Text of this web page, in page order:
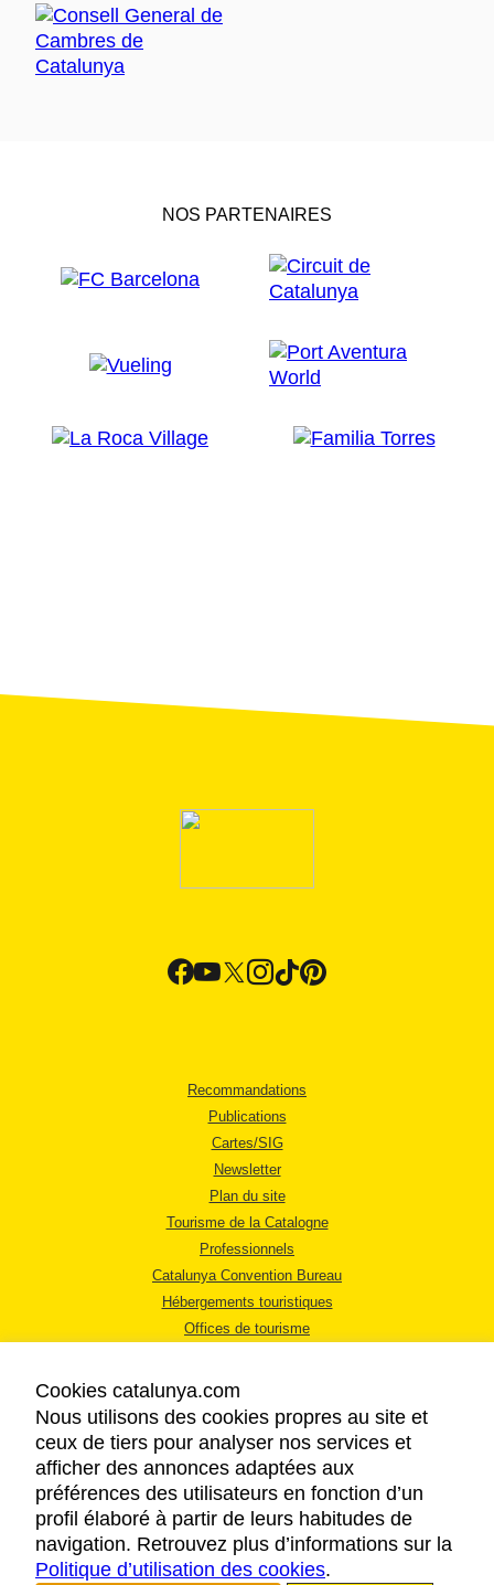
NOS PARTENAIRES
Recommandations
Publications
Cartes/SIG
Newsletter
Plan du site
Tourisme de la Catalogne
Professionnels
Catalunya Convention Bureau
Hébergements touristiques
Offices de tourisme
MENTIONS LÉGALES
RÈGLES DE CONFIDENTIALITÉ
COOKIES
ACCESSIBILITÉ
Cookies catalunya.com
Nous utilisons des cookies propres au site et
ceux de tiers pour analyser nos services et
afficher des annonces adaptées aux
préférences des utilisateurs en fonction d’un
profil élaboré à partir de leurs habitudes de
navigation. Retrouvez plus d’informations sur la
Politique d’utilisation des cookies.